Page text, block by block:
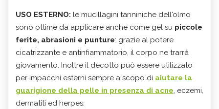
USO ESTERNO: le mucillagini tanniniche dell'olmo
sono ottime da applicare anche come gel su piccole
ferite, abrasioni e punture: grazie al potere
cicatrizzante e antinfiammatorio, il corpo ne trarrà
giovamento. Inoltre il decotto può essere utilizzato
per impacchi esterni sempre a scopo di aiutare la
guarigione della pelle in presenza di acne, eczemi,
dermatiti ed herpes.